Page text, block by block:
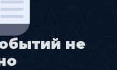
не